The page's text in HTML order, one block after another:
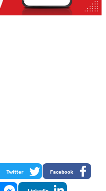
Facebook
Twitter